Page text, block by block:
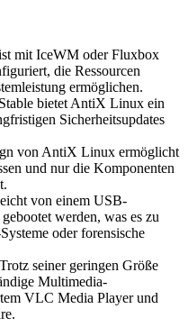
mit IceWM oder Fluxbox
die Ressourcen
ermöglichen.
bietet AntiX Linux ein
Sicherheitsupdates
von AntiX Linux ermöglicht
und nur die Komponenten
von einem USB-
werden, was es zu
oder forensische
Trotz seiner geringen Größe
Multimedia-
VLC Media Player und